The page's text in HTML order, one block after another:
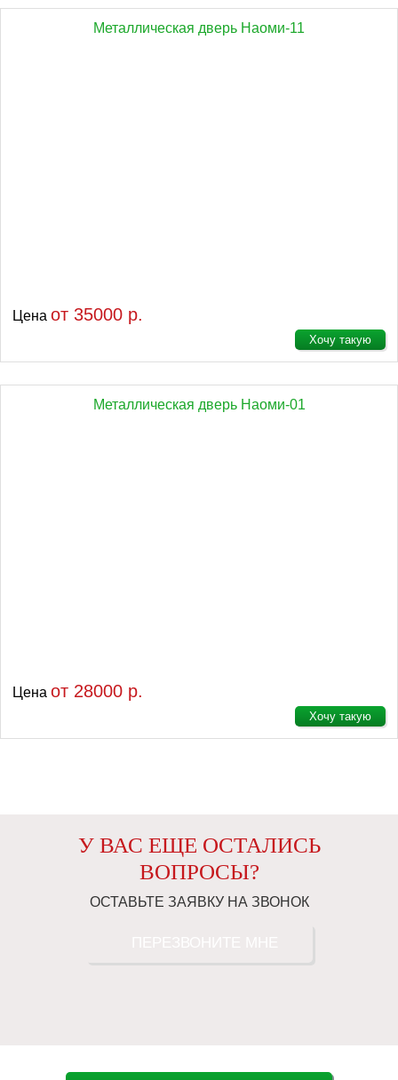
Металлическая дверь Наоми-11
Цена от 35000 р.
Хочу такую
Металлическая дверь Наоми-01
Цена от 28000 р.
Хочу такую
У ВАС ЕЩЕ ОСТАЛИСЬ
ВОПРОСЫ?
ОСТАВЬТЕ ЗАЯВКУ НА ЗВОНОК